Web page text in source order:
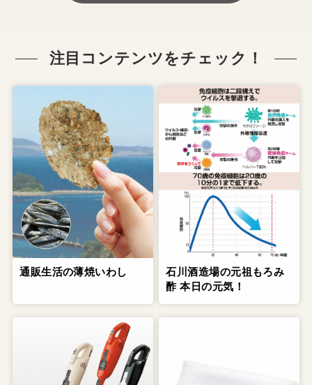
注目コンテンツをチェック！
通販生活の薄焼いわし
石川酒造場の元祖もろみ
酢 本日の元気！